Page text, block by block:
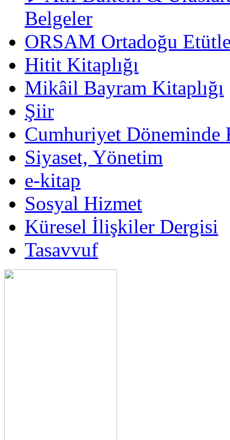
Belgeler
ORSAM Ortadoğu
Hitit Kitaplığı
Mikâil Bayram Kitaplığı
Şiir
Cumhuriyet Döneminde
Siyaset, Yönetim
e-kitap
Sosyal Hizmet
Küresel İlişkiler Dergisi
Tasavvuf